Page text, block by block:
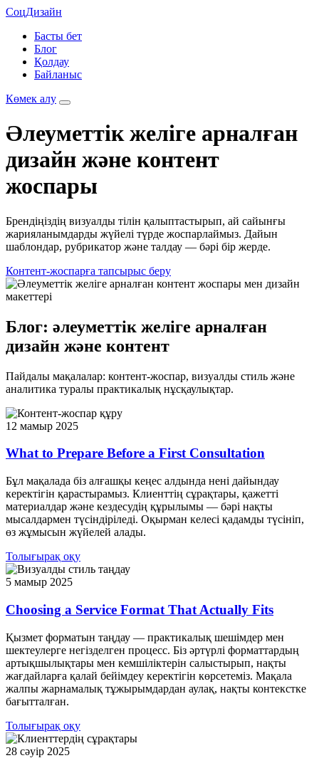
СоцДизайн
Басты бет
Блог
Қолдау
Байланыс
Көмек алу
Әлеуметтік желіге арналған
дизайн және контент
жоспары
Брендіңіздің визуалды тілін қалыптастырып, ай сайынғы
жарияланымдарды жүйелі түрде жоспарлаймыз. Дайын
шаблондар, рубрикатор және талдау — бәрі бір жерде.
Контент-жоспарға тапсырыс беру
Блог: әлеуметтік желіге арналған
дизайн және контент
Пайдалы мақалалар: контент-жоспар, визуалды стиль және
аналитика туралы практикалық нұсқаулықтар.
12 мамыр 2025
What to Prepare Before a First Consultation
Бұл мақалада біз алғашқы кеңес алдында нені дайындау
керектігін қарастырамыз. Клиенттің сұрақтары, қажетті
материалдар және кездесудің құрылымы — бәрі нақты
мысалдармен түсіндіріледі. Оқырман келесі қадамды түсініп,
өз жұмысын жүйелей алады.
Толығырақ оқу
5 мамыр 2025
Choosing a Service Format That Actually Fits
Қызмет форматын таңдау — практикалық шешімдер мен
шектеулерге негізделген процесс. Біз әртүрлі форматтардың
артықшылықтары мен кемшіліктерін салыстырып, нақты
жағдайларға қалай бейімдеу керектігін көрсетеміз. Мақала
жалпы жарнамалық тұжырымдардан аулақ, нақты контекстке
бағытталған.
Толығырақ оқу
28 сәуір 2025